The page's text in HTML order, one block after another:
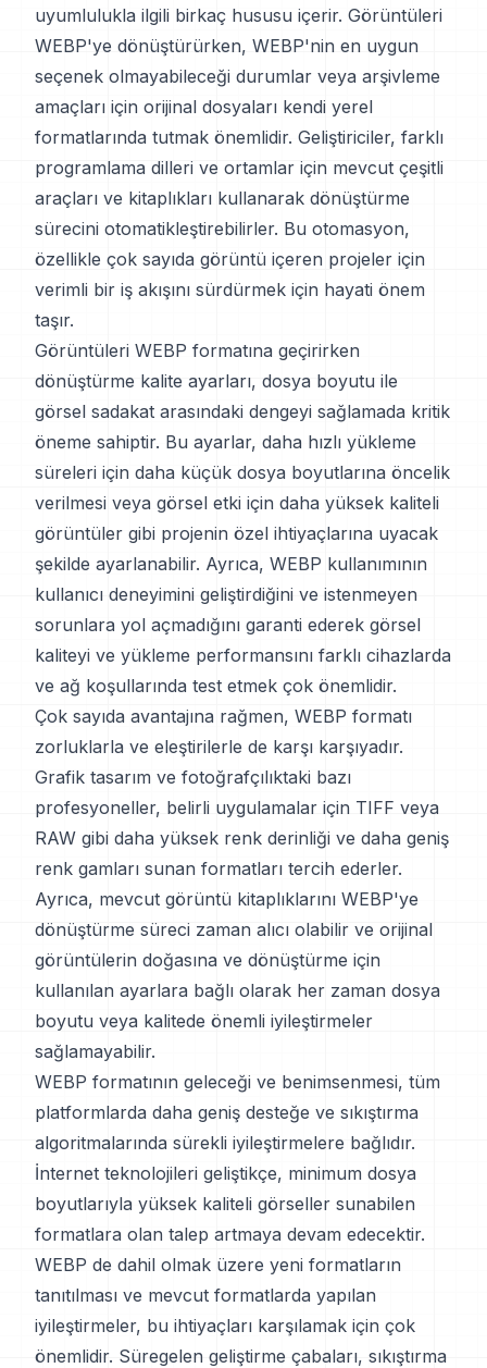
uyumlulukla ilgili birkaç hususu içerir. Görüntüleri
WEBP'ye dönüştürürken, WEBP'nin en uygun
seçenek olmayabileceği durumlar veya arşivleme
amaçları için orijinal dosyaları kendi yerel
formatlarında tutmak önemlidir. Geliştiriciler, farklı
programlama dilleri ve ortamlar için mevcut çeşitli
araçları ve kitaplıkları kullanarak dönüştürme
sürecini otomatikleştirebilirler. Bu otomasyon,
özellikle çok sayıda görüntü içeren projeler için
verimli bir iş akışını sürdürmek için hayati önem
taşır.
Görüntüleri WEBP formatına geçirirken
dönüştürme kalite ayarları, dosya boyutu ile
görsel sadakat arasındaki dengeyi sağlamada kritik
öneme sahiptir. Bu ayarlar, daha hızlı yükleme
süreleri için daha küçük dosya boyutlarına öncelik
verilmesi veya görsel etki için daha yüksek kaliteli
görüntüler gibi projenin özel ihtiyaçlarına uyacak
şekilde ayarlanabilir. Ayrıca, WEBP kullanımının
kullanıcı deneyimini geliştirdiğini ve istenmeyen
sorunlara yol açmadığını garanti ederek görsel
kaliteyi ve yükleme performansını farklı cihazlarda
ve ağ koşullarında test etmek çok önemlidir.
Çok sayıda avantajına rağmen, WEBP formatı
zorluklarla ve eleştirilerle de karşı karşıyadır.
Grafik tasarım ve fotoğrafçılıktaki bazı
profesyoneller, belirli uygulamalar için TIFF veya
RAW gibi daha yüksek renk derinliği ve daha geniş
renk gamları sunan formatları tercih ederler.
Ayrıca, mevcut görüntü kitaplıklarını WEBP'ye
dönüştürme süreci zaman alıcı olabilir ve orijinal
görüntülerin doğasına ve dönüştürme için
kullanılan ayarlara bağlı olarak her zaman dosya
boyutu veya kalitede önemli iyileştirmeler
sağlamayabilir.
WEBP formatının geleceği ve benimsenmesi, tüm
platformlarda daha geniş desteğe ve sıkıştırma
algoritmalarında sürekli iyileştirmelere bağlıdır.
İnternet teknolojileri geliştikçe, minimum dosya
boyutlarıyla yüksek kaliteli görseller sunabilen
formatlara olan talep artmaya devam edecektir.
WEBP de dahil olmak üzere yeni formatların
tanıtılması ve mevcut formatlarda yapılan
iyileştirmeler, bu ihtiyaçları karşılamak için çok
önemlidir. Süregelen geliştirme çabaları, sıkıştırma